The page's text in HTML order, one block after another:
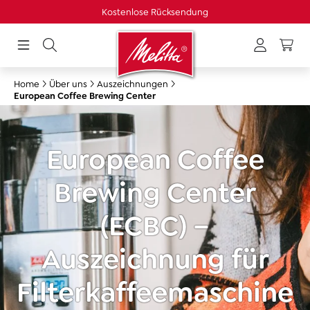
Kostenlose Rücksendung
Home Über uns
Auszeichnungen
European Coffee Brewing Center
European Coffee
Brewing Center
(ECBC) –
Auszeichnung für
Filterkaffeemaschine